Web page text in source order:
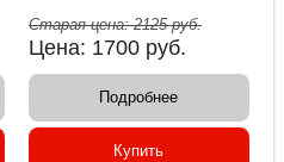
Старая цена:2125руб.
Цена: 1700 руб.
Подробнее
Купить